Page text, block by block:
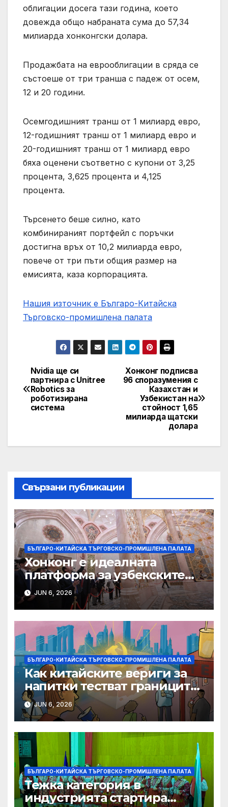
облигации досега тази година, което
довежда общо набраната сума до 57,34
милиарда хонконгски долара.
Продажбата на еврооблигации в сряда се
състоеше от три транша с падеж от осем,
12 и 20 години.
Осемгодишният транш от 1 милиард евро,
12-годишният транш от 1 милиард евро и
20-годишният транш от 1 милиард евро
бяха оценени съответно с купони от 3,25
процента, 3,625 процента и 4,125
процента.
Търсенето беше силно, като
комбинираният портфейл с поръчки
достигна връх от 10,2 милиарда евро,
повече от три пъти общия размер на
емисията, каза корпорацията.
Нашия източник е Българо-Китайска
Търговско-промишлена палaта
Post
navigation
Хонконг подписва
96 споразумения с
Казахстан и
Узбекистан на
стойност 1,65
милиарда щатски
долара
Nvidia ще си
партнира с Unitree
Robotics за
роботизирана
система
Свързани публикации
БЪЛГАРО-КИТАЙСКА ТЪРГОВСКО-ПРОМИШЛЕНА ПАЛАТА
Хонконг е идеалната
платформа за узбекските
фирми да разширят
крилата си в световен
мащаб, казва Джон Лий
JUN 6, 2026
БЪЛГАРО-КИТАЙСКА ТЪРГОВСКО-ПРОМИШЛЕНА ПАЛАТА
Как китайските вериги за
напитки тестват границите
на меката сила
JUN 6, 2026
БЪЛГАРО-КИТАЙСКА ТЪРГОВСКО-ПРОМИШЛЕНА ПАЛАТА
Тежка категория в
индустрията стартира